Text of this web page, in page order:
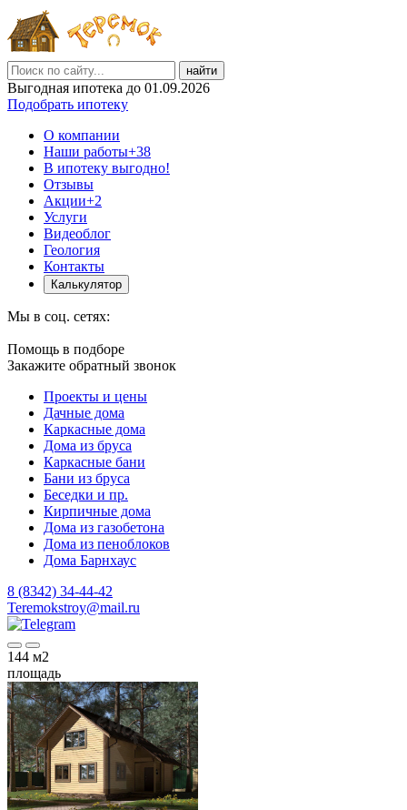
найти
Выгодная ипотека до 01.09.2026
Подобрать ипотеку
О компании
Наши работы+38
В ипотеку выгодно!
Отзывы
Акции+2
Услуги
Видеоблог
Геология
Контакты
Калькулятор
Мы в соц. сетях:
Помощь в подборе
Закажите обратный звонок
Проекты и цены
Дачные дома
Каркасные дома
Дома из бруса
Каркасные бани
Бани из бруса
Беседки и пр.
Кирпичные дома
Дома из газобетона
Дома из пеноблоков
Дома Барнхаус
8 (8342) 34-44-42
Teremokstroy@mail.ru
144 м2
площадь